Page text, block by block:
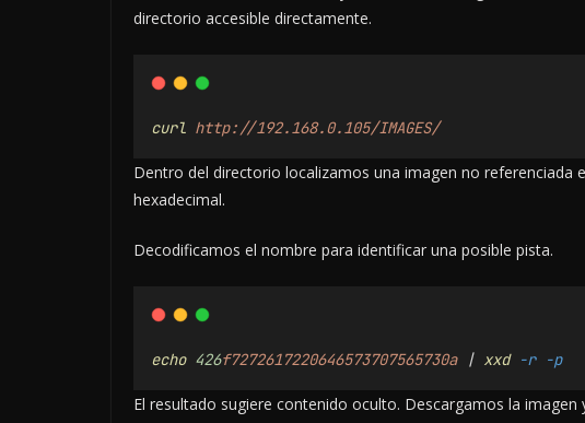
directorio accesible directamente.
curl http://192.168.0.105/IMAGES/
Dentro del directorio localizamos una imagen no referenciada
hexadecimal.
Decodificamos el nombre para identificar una posible pista.
echo 426f7272617220646573707565730a | xxd -r -p
El resultado sugiere contenido oculto. Descargamos la imagen